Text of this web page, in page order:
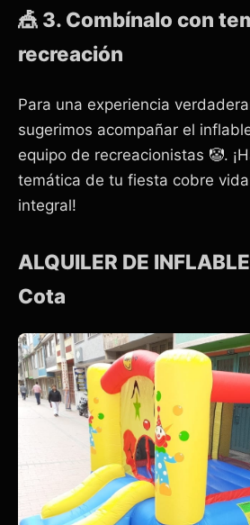
🎪 3. Combínalo con
recreación
Para una experiencia
sugerimos acompañar el
equipo de recreacionistas 🤡.
temática de tu fiesta cobre
integral!
ALQUILER DE
Cota